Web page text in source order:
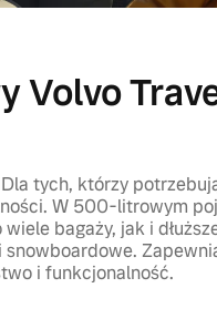
Volvo
tych, którzy
W 500-litrowym
bagaży, jak i
i funkcjonalność.